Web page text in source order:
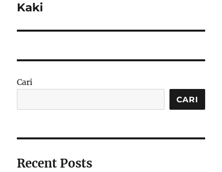
Kaki
Cari
CARI
Recent Posts